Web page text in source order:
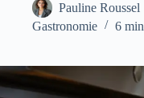
Pauline Roussel
Gastronomie
6 min